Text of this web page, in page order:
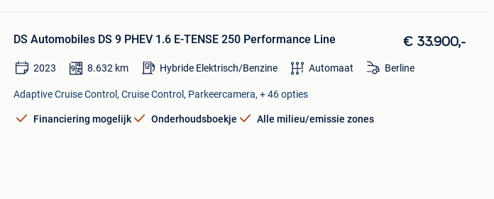
DS Automobiles DS 9 PHEV 1.6 E-TENSE 250 Performance Line € 33.900,-
2023 8.632 km Hybride Elektrisch/Benzine Automaat Berline
Adaptive Cruise Control, Cruise Control, Parkeercamera, + 46 opties
Financiering mogelijk Onderhoudsboekje Alle milieu/emissie zones